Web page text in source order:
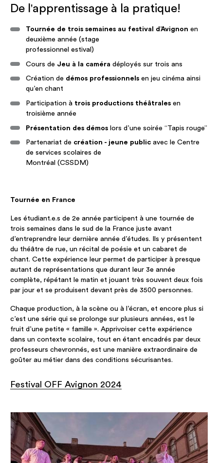
De l'apprentissage à la pratique!
Tournée de trois semaines au festival d’Avignon en
deuxième année (stage
professionnel estival)
Cours de Jeu à la caméra déployés sur trois ans
Création de démos professionnels en jeu cinéma ainsi
qu’en chant
Participation à trois productions théâtrales en
troisième année
Présentation des démos lors d’une soirée “Tapis rouge”
Partenariat de création - jeune public avec le Centre
de services scolaires de
Montréal (CSSDM)
Tournée en France
Les étudiant.e.s de 2e année participent à une tournée de
trois semaines dans le sud de la France juste avant
d’entreprendre leur dernière année d’études. Ils y présentent
du théâtre de rue, un récital de poésie et un cabaret de
chant. Cette expérience leur permet de participer à presque
autant de représentations que durant leur 3e année
complète, répétant le matin et jouant très souvent deux fois
par jour et se produisent devant près de 3500 personnes.
Chaque production, à la scène ou à l’écran, et encore plus si
c’est une série qui se prolonge sur plusieurs années, est le
fruit d’une petite « famille ». Apprivoiser cette expérience
dans un contexte scolaire, tout en étant encadrés par deux
professeurs chevronnés, est une manière extraordinaire de
goûter au métier dans des conditions sécurisantes.
Festival OFF Avignon 2024